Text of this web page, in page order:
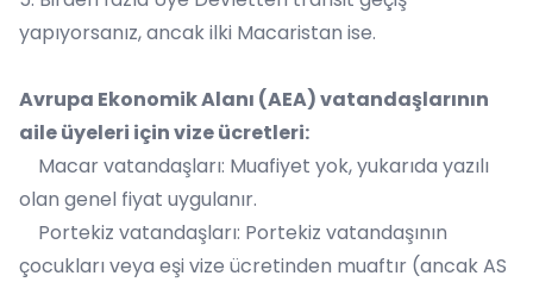
yapıyorsanız, ancak ilki Macaristan ise.
Avrupa Ekonomik Alanı (AEA) vatandaşlarının
aile üyeleri için vize ücretleri:
Macar vatandaşları: Muafiyet yok, yukarıda yazılı
olan genel fiyat uygulanır.
Portekiz vatandaşları: Portekiz vatandaşının
çocukları veya eşi vize ücretinden muaftır (ancak AS